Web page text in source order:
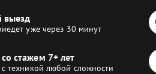
выезд
уже через 30 минут
стажем 7+ лет
техникой любой сложности